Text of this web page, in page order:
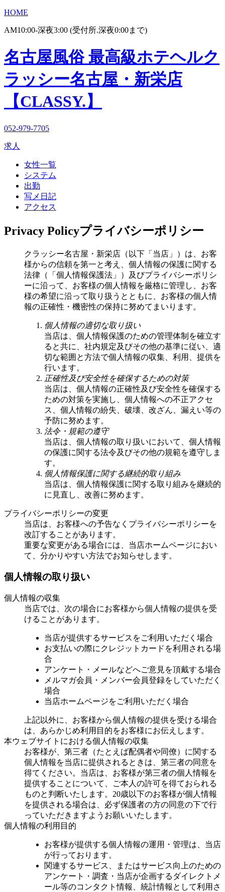
HOME
AM10:00-深夜3:00 (受付所.深夜0:00まで)
名古屋風俗 最高級ホテヘルク
ラッシー名古屋・新栄店
【CLASSY.】
052-979-7705
求人
女性一覧
システム
出勤
写メ日記
アクセス
Privacy Policyプライバシーポリシー
クラッシー名古屋・新栄店（以下「当店」）は、お客
様からの信頼を第一と考え、個人情報の保護に関する
法律（「個人情報保護法」）及びプライバシーポリシ
ーに沿って、お客様の個人情報を厳格に管理し、お客
様の希望に沿って取り扱うとともに、お客様の個人情
報の正確性・機密性の保持に努めてまいります。
個人情報の適切な取り扱い
当店は、個人情報保護のための管理体制を確立す
ると共に、社内規定及びその他の基準に従い、適
切な範囲と方法で個人情報の収集、利用、提供を
行います。
正確性及び安全性を確保するための対策
当店は、個人情報の正確性及び安全性を確保する
ための対策を実施し、個人情報への不正アクセ
ス、個人情報の紛失、破壊、改ざん、漏えい等の
予防に努めます。
法令・規範の遵守
当店は、個人情報の取り扱いにおいて、個人情報
の保護に関する法令及びその他の規範を遵守しま
す。
個人情報保護に関する継続的取り組み
当店は、個人情報保護に関する取り組みを継続的
に見直し、改善に努めます。
プライバシーポリシーの変更
当店は、お客様への予告なくプライバシーポリシーを
改訂することがあります。
重要な変更がある場合には、当店ホームページにおい
て、分かりやすい方法でお知らせします。
個人情報の取り扱い
個人情報の収集
当店では、次の場合にお客様から個人情報の提供を受
けることがあります。
当店が提供するサービスをご利用いただく場合
お支払いの際にクレジットカードを利用される場
合
アンケート・メールなどへご意見を頂戴する場合
メルマガ会員・メンバー会員登録をしていただく
場合
当店ホームページをご利用いただく場合
上記以外に、お客様から個人情報の提供を受ける場合
は、あらかじめ利用目的をお客様にお伝えします。
本ウェブサイトにおける個人情報の収集
お客様が、第三者（たとえば配偶者や同僚）に関する
個人情報を当店に提供されるときは、第三者の同意を
得てください。当店は、お客様が第三者の個人情報を
提供することについて、ご本人の許可を得ておられる
ものと判断いたします。20歳以下のお客様が個人情報
を提供される場合は、必ず保護者の方の同意の下で行
っていただきますようお願いいたします。
個人情報の利用目的
お客様が提供する個人情報の運用・管理は、当店
が行っております。
関連するサービス、またはサービス向上のための
アンケート・調査・当店が企画するダイレクトメ
ール等のコンタクト情報、統計情報として利用さ